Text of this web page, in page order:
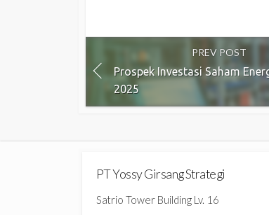
PREV POST
Prospek Investasi Saham
2025
PT Yossy Girsang Strategi
Satrio Tower Building Lv. 16